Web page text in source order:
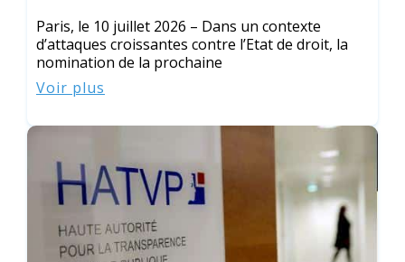
Paris, le 10 juillet 2026 – Dans un contexte
d’attaques croissantes contre l’Etat de droit, la
nomination de la prochaine
Voir plus